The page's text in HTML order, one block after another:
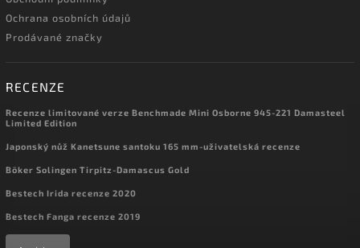
Ochrana osobních údajů
Prodávané značky
RECENZE
Recenze limitované verze Benchmade Mini Osborne 945-221 Damasteel
Limited Edition
Japonský nůž Kanetsune santoku 165 mm-uživatelská recenze
Böker Solingen Tirpitz-Damascus Gold
Bestech Irida recenze 2020
Bestech Fanga recenze 2019